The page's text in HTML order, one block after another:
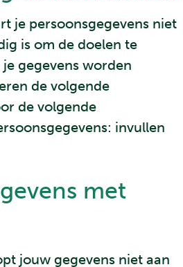
je persoonsgegevens niet
is om de doelen te
gegevens worden
de volgende
de volgende
invullen
met
jouw gegevens niet aan